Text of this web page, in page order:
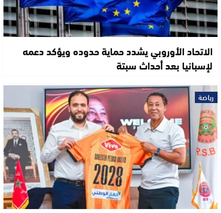
الاتحاد الأوروبي يشدد حماية حدوده ويؤكد دعمه
لإسبانيا بعد أحداث سبتة
رياضة